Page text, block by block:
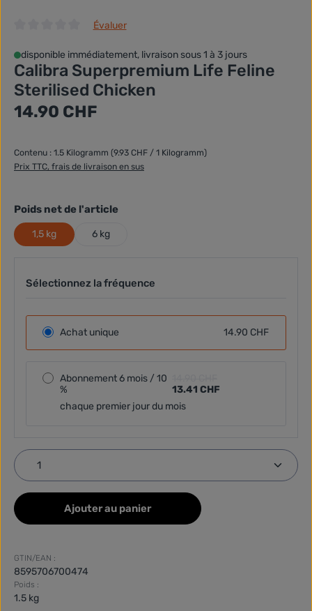
Évaluer
disponible immédiatement, livraison sous 1 à 3 jours
Calibra Superpremium Life Feline
Sterilised Chicken
Prix régulier :
14.90 CHF
Contenu : 1.5 Kilogramm (9.93 CHF / 1 Kilogramm)
Prix TTC, frais de livraison en sus
Poids net de l'articlesélectionner
1,5 kg 6 kg
Sélectionnez la fréquence
Achat unique 14.90 CHF
Abonnement 6 mois / 10
%
13.41 CHF
chaque premier jour du mois
Quantité de produit : Entrez la quantité
Ajouter au panier
GTIN/EAN :
8595706700474
Poids :
1.5 kg